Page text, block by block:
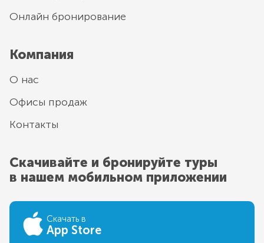
Онлайн бронирование
Компания
О нас
Офисы продаж
Контакты
Скачивайте и бронируйте туры
в нашем мобильном приложении
Скачать в
App Store